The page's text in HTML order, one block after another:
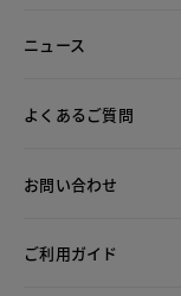
ニュース
よくあるご質問
お問い合わせ
ご利用ガイド